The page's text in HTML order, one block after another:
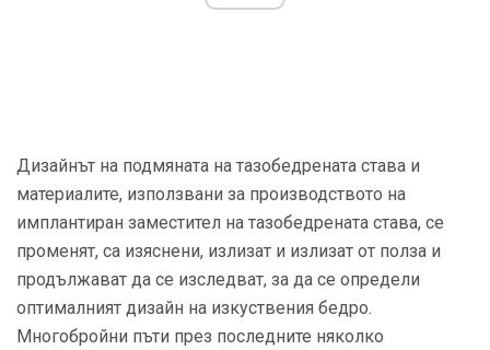
Дизайнът на подмяната на тазобедрената става и
материалите, използвани за производството на
имплантиран заместител на тазобедрената става, се
променят, са изяснени, излизат и излизат от полза и
продължават да се изследват, за да се определи
оптималният дизайн на изкуствения бедро.
Многобройни пъти през последните няколко